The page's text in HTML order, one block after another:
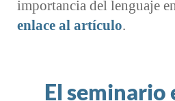
importancia del lenguaje
enlace al artículo.
El seminario